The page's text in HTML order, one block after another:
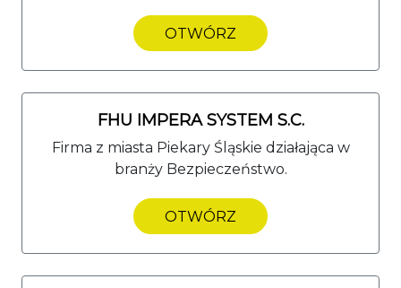
OTWÓRZ
FHU IMPERA SYSTEM S.C.
Firma z miasta Piekary Śląskie działająca w
branży Bezpieczeństwo.
OTWÓRZ